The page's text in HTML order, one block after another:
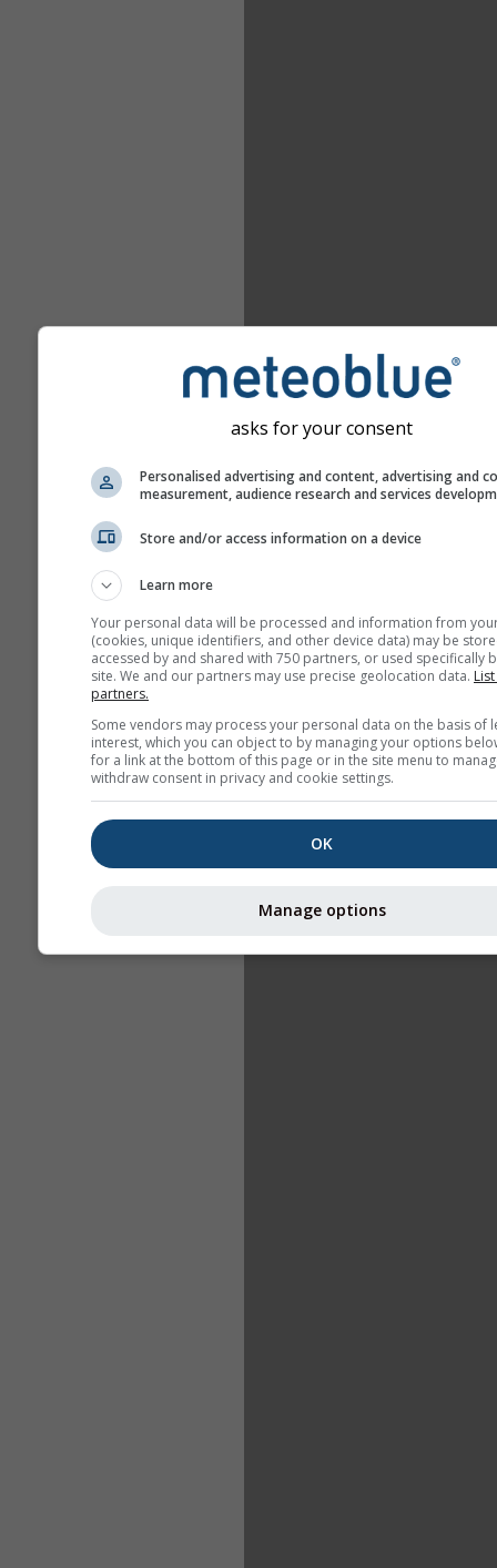
asks for your consent
Personalised advertising and content, advertising and
measurement, audience research and services
Store and/or access information on a device
Learn more
Your personal data will be processed and information from
(cookies, unique identifiers, and other device data) may be
accessed by and shared with 750 partners, or used specifically
site. We and our partners may use precise geolocation data.
partners.
Some vendors may process your personal data on the basis of
interest, which you can object to by managing your options
for a link at the bottom of this page or in the site menu to
withdraw consent in privacy and cookie settings.
OK
Manage options